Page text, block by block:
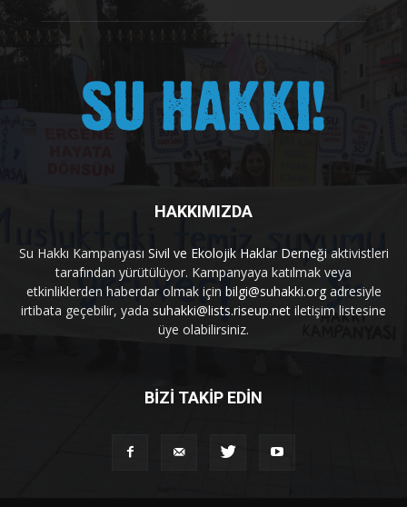
HAKKIMIZDA
Su Hakkı Kampanyası Sivil ve Ekolojik Haklar Derneği aktivistleri
tarafından yürütülüyor. Kampanyaya katılmak veya
etkinliklerden haberdar olmak için bilgi@suhakki.orgadresiyle
irtibata geçebilir, yada suhakki@lists.riseup.net iletişim listesine
üye olabilirsiniz.
BİZİ TAKİP EDİN